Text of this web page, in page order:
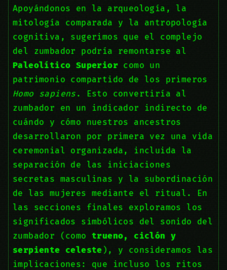
Apoyándonos en la arqueología, la
mitología comparada y la antropología
cognitiva, sugerimos que el complejo
del zumbador podría remontarse al
Paleolítico Superior como un
patrimonio compartido de los primeros
Homo sapiens . Esto convertiría al
zumbador en un indicador indirecto de
cuándo y cómo nuestros ancestros
desarrollaron por primera vez una vida
ceremonial organizada, incluida la
separación de las iniciaciones
secretas masculinas y la subordinación
de las mujeres mediante el ritual. En
las secciones finales exploramos los
significados simbólicos del sonido del
zumbador (como trueno, ciclón y
serpiente celeste ), y consideramos las
implicaciones: que incluso los ritos